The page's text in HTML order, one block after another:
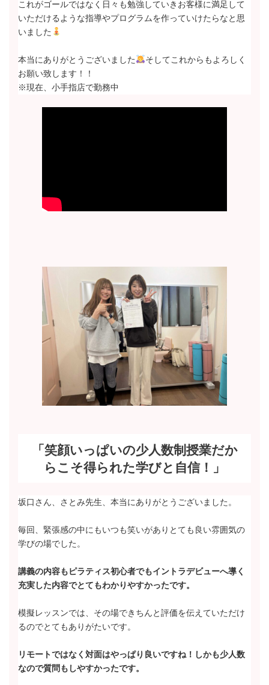
これがゴールではなく日々も勉強していきお客様に満足して
いただけるような指導やプログラムを作っていけたらなと思
いました
本当にありがとうございました
そしてこれからもよろしく
お願い致します！！
※現在、小手指店で勤務中
「笑顔いっぱいの少人数制授業だか
らこそ得られた学びと自信！」
坂口さん、さとみ先生、本当にありがとうございました。
毎回、緊張感の中にもいつも笑いがありとても良い雰囲気の
学びの場でした。
講義の内容もピラティス初心者でもイントラデビューへ導く
充実した内容でとてもわかりやすかったです。
模擬レッスンでは、その場できちんと評価を伝えていただけ
るのでとてもありがたいです。
リモートではなく対面はやっぱり良いですね！しかも少人数
なので質問もしやすかったです。